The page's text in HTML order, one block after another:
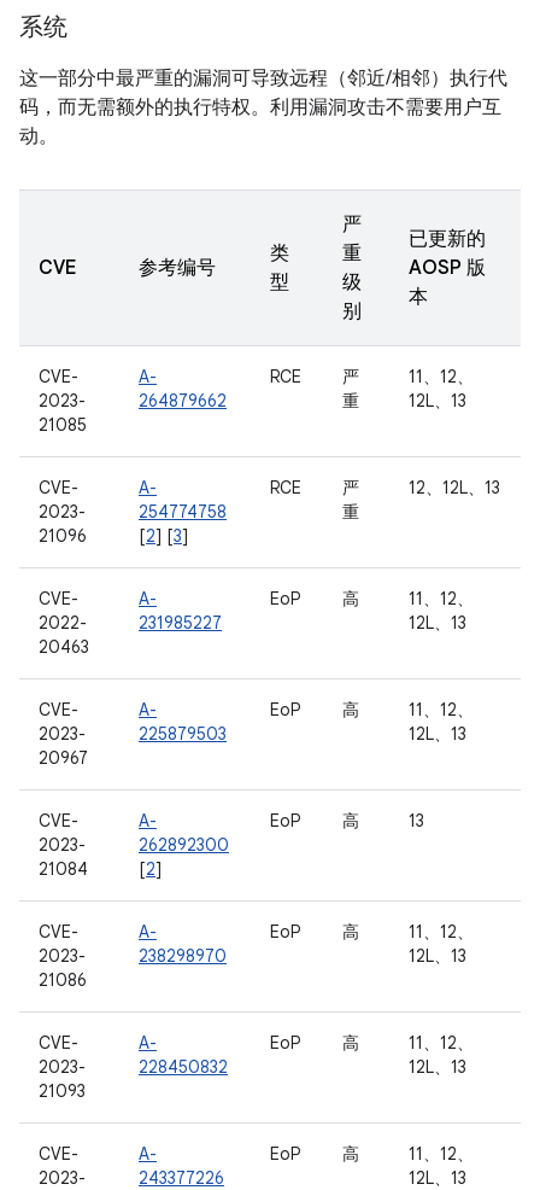
系统
这一部分中最严重的漏洞可导致远程（邻近/相邻）执行代
码，而无需额外的执行特权。利用漏洞攻击不需要用户互
动。
CVE 参考编号
类
型
严
重
级
别
已更新的
AOSP 版
本
CVE-
2023-
21085
A-
264879662
RCE
严
重
11、12、
12L、13
CVE-
2023-
21096
A-
254774758
[2] [3]
RCE
严
重
12、12L、13
CVE-
2022-
20463
A-
231985227
EoP 高
11、12、
12L、13
CVE-
2023-
20967
A-
225879503
EoP 高
11、12、
12L、13
CVE-
2023-
21084
A-
262892300
[2]
EoP 高 13
CVE-
2023-
21086
A-
238298970
EoP 高
11、12、
12L、13
CVE-
2023-
21093
A-
228450832
EoP 高
11、12、
12L、13
CVE-
2023-
A-
243377226
EoP 高
11、12、
12L、13